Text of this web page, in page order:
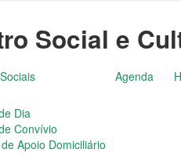
Social e
Dia
Convívio
Apoio Domiciliário
Agenda